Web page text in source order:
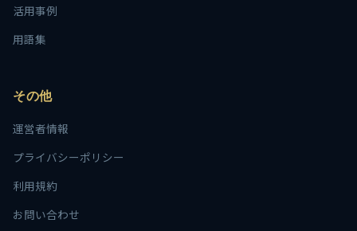
活用事例
用語集
その他
運営者情報
プライバシーポリシー
利用規約
お問い合わせ